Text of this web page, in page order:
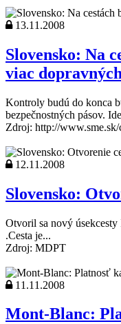
13.11.2008
Slovensko: Na
viac
Kontroly budú do konca
bezpečnostných pásov.
Zdroj: http://
12.11.2008
Slovensko:
Otvoril sa nový
.Cesta je...
Zdroj: MDPT
11.11.2008
Mont-Blanc: